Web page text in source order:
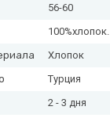
56-60
100%хлопок.
Хлопок
Турция
2 - 3 дня